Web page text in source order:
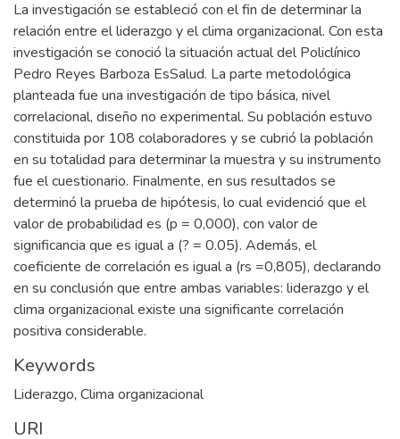
La investigación se estableció con el fin de determinar la
relación entre el liderazgo y el clima organizacional. Con esta
investigación se conoció la situación actual del Policlínico
Pedro Reyes Barboza EsSalud. La parte metodológica
planteada fue una investigación de tipo básica, nivel
correlacional, diseño no experimental. Su población estuvo
constituida por 108 colaboradores y se cubrió la población
en su totalidad para determinar la muestra y su instrumento
fue el cuestionario. Finalmente, en sus resultados se
determinó la prueba de hipótesis, lo cual evidenció que el
valor de probabilidad es (p = 0,000), con valor de
significancia que es igual a (? = 0.05). Además, el
coeficiente de correlación es igual a (rs =0,805), declarando
en su conclusión que entre ambas variables: liderazgo y el
clima organizacional existe una significante correlación
positiva considerable.
Keywords
Liderazgo, Clima organizacional
URI